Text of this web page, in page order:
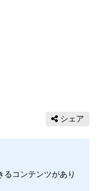
シェア
るコンテンツがあり